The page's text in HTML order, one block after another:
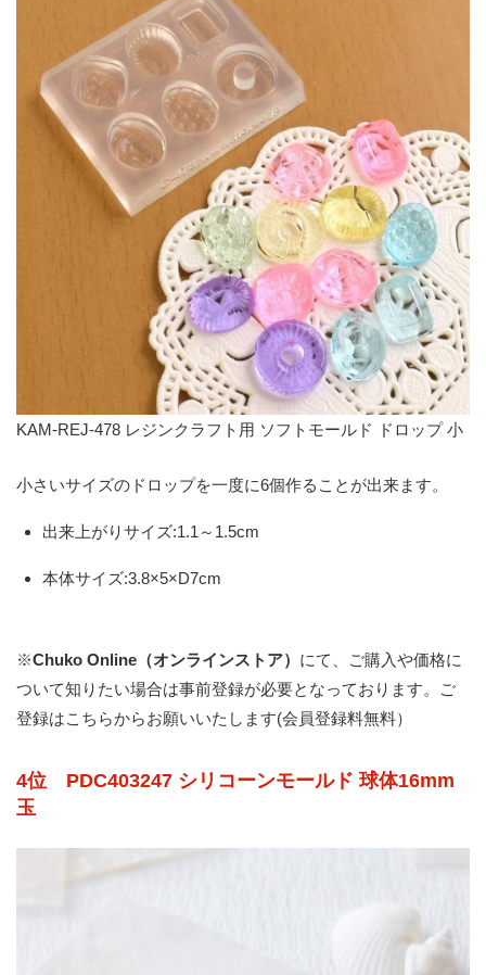
KAM-REJ-478 レジンクラフト用 ソフトモールド ドロップ 小
小さいサイズのドロップを一度に6個作ることが出来ます。
出来上がりサイズ:1.1～1.5cm
本体サイズ:3.8×5×D7cm
※Chuko Online（オンラインストア） にて、ご購入や価格に
ついて知りたい場合は事前登録が必要となっております。
ご
登録はこちらからお願いいたします(会員登録料無料）
4位 PDC403247 シリコーンモールド 球体16mm
玉